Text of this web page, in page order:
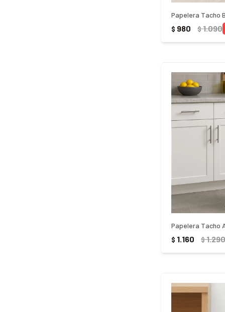
$ 980 $1.090
$ 1.160 $1.290